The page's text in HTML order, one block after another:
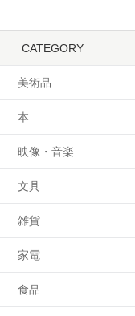
CATEGORY
美術品
本
映像・音楽
文具
雑貨
家電
食品